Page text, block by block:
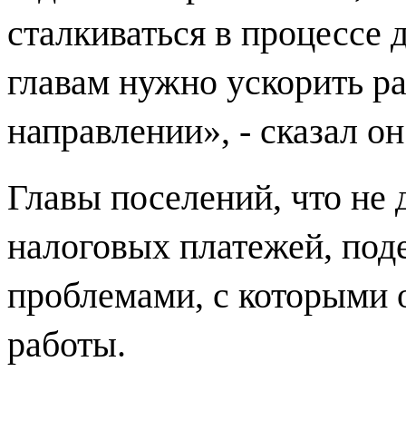
сталкиваться в
главам нужно ускорить
направлении», - сказал
Главы поселений, что не
налоговых платежей,
проблемами, с которыми
работы.